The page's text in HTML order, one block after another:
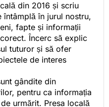
din 2016 și scriu
întâmplă în jurul nostru,
fapte și informații
Încerc să explic
tuturor și să ofer
de interes
gândite din
pentru ca informația
urmărit. Presa locală